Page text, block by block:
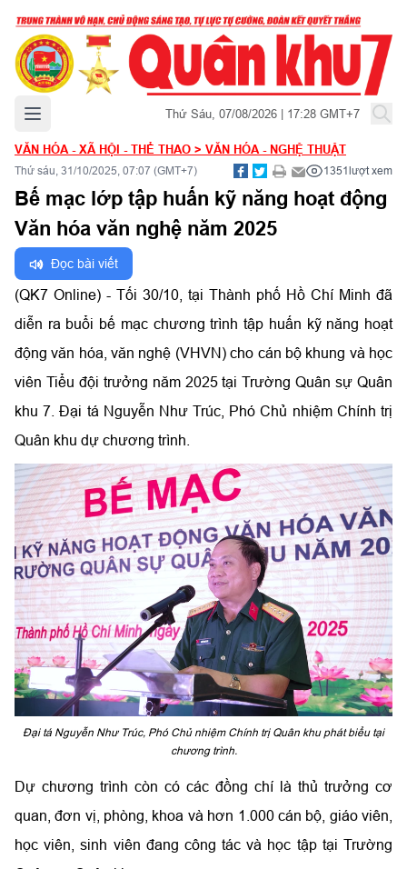
Mở menu chính Thứ Sáu, 07/08/2026 | 17:28 GMT+7
VĂN HÓA - XÃ HỘI - THỂ THAO > VĂN HÓA - NGHỆ THUẬT
Thứ sáu, 31/10/2025, 07:07 (GMT+7) 1351lượt xem
Bế mạc lớp tập huấn kỹ năng hoạt động
Văn hóa văn nghệ năm 2025
Đọc bài viết
(QK7 Online) - Tối 30/10, tại Thành phố Hồ Chí Minh đã
diễn ra buổi bế mạc chương trình tập huấn kỹ năng hoạt
động văn hóa, văn nghệ (VHVN) cho cán bộ khung và học
viên Tiểu đội trưởng năm 2025 tại Trường Quân sự Quân
khu 7. Đại tá Nguyễn Như Trúc, Phó Chủ nhiệm Chính trị
Quân khu dự chương trình.
Đại tá Nguyễn Như Trúc, Phó Chủ nhiệm Chính trị Quân khu phát biểu tại
chương trình.
Dự chương trình còn có các đồng chí là thủ trưởng cơ
quan, đơn vị, phòng, khoa và hơn 1.000 cán bộ, giáo viên,
học viên, sinh viên đang công tác và học tập tại Trường